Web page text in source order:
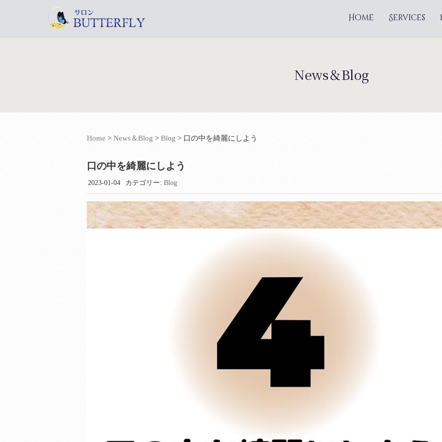
Home Services
News＆Blog
Home >News＆Blog >Blog > 口の中を綺麗にしよう
口の中を綺麗にしよう
2023-01-04 カテゴリー: Blog